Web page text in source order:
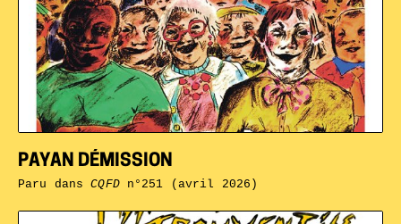
PAYAN DÉMISSION
Paru dansCQFDn°251 (avril 2026)